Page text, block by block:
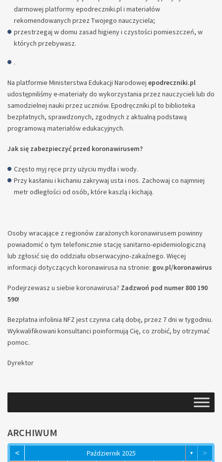
darmowej platformy epodreczniki.pl i materiałów
rekomendowanych przez Twojego nauczyciela;
przestrzegaj w domu zasad higieny i czystości pomieszczeń, w
których przebywasz.
.
Na platformie Ministerstwa Edukacji Narodowej epodreczniki.pl
udostępniliśmy e-materiały do wykorzystania przez nauczycieli lub do
samodzielnej nauki przez uczniów. Epodręczniki.pl to biblioteka
bezpłatnych, sprawdzonych, zgodnych z aktualną podstawą
programową materiałów edukacyjnych.
Jak się zabezpieczyć przed koronawirusem?
Często myj ręce przy użyciu mydła i wody.
Przy kasłaniu i kichaniu zakrywaj usta i nos. Zachowaj co najmniej
metr odległości od osób, które kaszlą i kichają.
Osoby wracające z regionów zarażonych koronawirusem powinny
powiadomić o tym telefonicznie stację sanitarno-epidemiologiczną
lub zgłosić się do oddziału obserwacyjno-zakaźnego. Więcej
informacji dotyczących koronawirusa na stronie: gov.pl/koronawirus
Podejrzewasz u siebie koronawirusa? Zadzwoń pod numer 800 190
590!
Bezpłatna infolinia NFZ jest czynna całą dobę, przez 7 dni w tygodniu.
Wykwalifikowani konsultanci poinformują Cię, co zrobić, by otrzymać
pomoc.
Dyrektor
ARCHIWUM
< Październik 2025 ▼ >